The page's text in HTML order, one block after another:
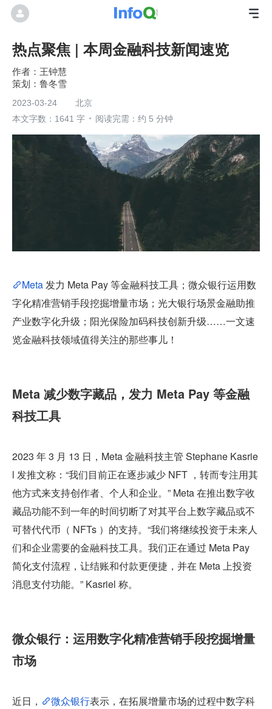
热点聚焦 | 本周金融科技新闻速览
王钟慧
鲁冬雪
2023-03-24
北京
本文字数：1641 字
阅读完需：约 5 分钟
Meta 发力 Meta Pay 等金融科技工具；微众银行运用数
字化精准营销手段挖掘增量市场；光大银行场景金融助推
产业数字化升级；阳光保险加码科技创新升级……一文速
览金融科技领域值得关注的那些事儿！
Meta 减少数字藏品，发力 Meta Pay 等金融
科技工具
2023 年 3 月 13 日，Meta 金融科技主管 Stephane Kasrie
l 发推文称：“我们目前正在逐步减少 NFT ，转而专注用其
他方式来支持创作者、个人和企业。” Meta 在推出数字收
藏品功能不到一年的时间切断了对其平台上数字藏品或不
可替代代币（ NFTs ）的支持。“我们将继续投资于未来人
们和企业需要的金融科技工具。我们正在通过 Meta Pay
简化支付流程，让结账和付款更便捷，并在 Meta 上投资
消息支付功能。” Kasriel 称。
微众银行：运用数字化精准营销手段挖掘增量
市场
近日， 微众银行表示，在拓展增量市场的过程中数字科